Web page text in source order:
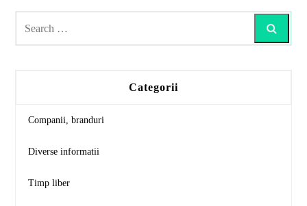
Categorii
Companii, branduri
Diverse informatii
Timp liber